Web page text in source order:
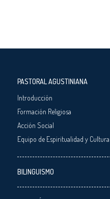
PASTORAL AGUSTINIANA
Introducción
Formación Religiosa
Acción Social
Equipo de Espiritualidad y Cultura
BILINGUISMO